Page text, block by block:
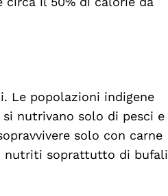
Le popolazioni indigene
si nutrivano solo di pesci e
solo con carne
nutriti soprattutto di bufali